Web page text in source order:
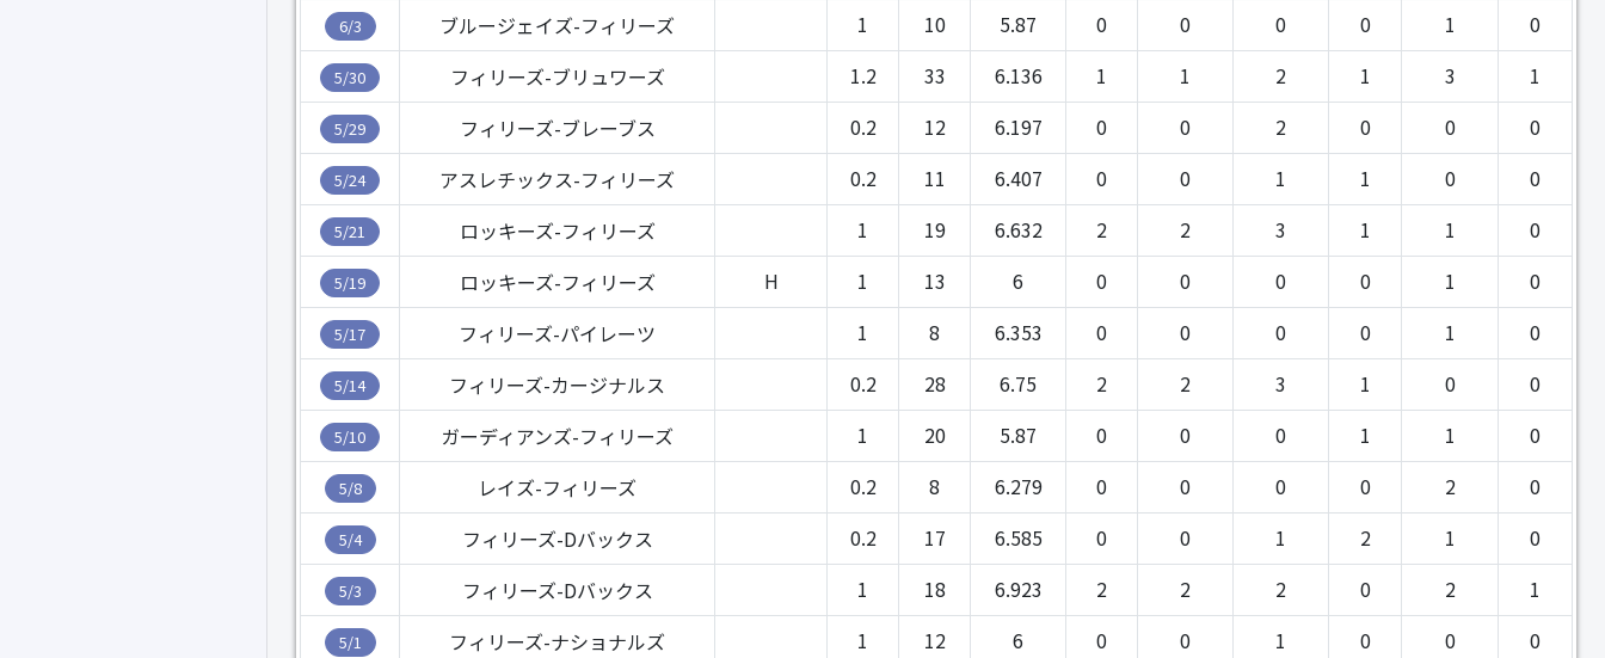
6/3 ブルージェイズ-フィリーズ 1 10 5.87 0 0 0 0 1 0
5/30 フィリーズ-ブリュワーズ 1.2 33 6.136 1 1 2 1 3 1
5/29 フィリーズ-ブレーブス 0.2 12 6.197 0 0 2 0 0 0
5/24 アスレチックス-フィリーズ 0.2 11 6.407 0 0 1 1 0 0
5/21 ロッキーズ-フィリーズ 1 19 6.632 2 2 3 1 1 0
5/19 ロッキーズ-フィリーズ H 1 13 6 0 0 0 0 1 0
5/17 フィリーズ-パイレーツ 1 8 6.353 0 0 0 0 1 0
5/14 フィリーズ-カージナルス 0.2 28 6.75 2 2 3 1 0 0
5/10 ガーディアンズ-フィリーズ 1 20 5.87 0 0 0 1 1 0
5/8 レイズ-フィリーズ 0.2 8 6.279 0 0 0 0 2 0
5/4 フィリーズ-Dバックス 0.2 17 6.585 0 0 1 2 1 0
5/3 フィリーズ-Dバックス 1 18 6.923 2 2 2 0 2 1
5/1 フィリーズ-ナショナルズ 1 12 6 0 0 1 0 0 0